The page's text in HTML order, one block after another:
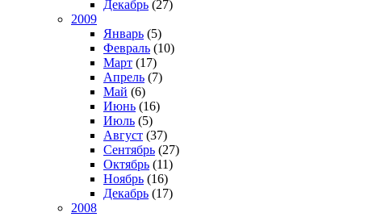
Декабрь (27)
2009
Январь (5)
Февраль (10)
Март (17)
Апрель (7)
Май (6)
Июнь (16)
Июль (5)
Август (37)
Сентябрь (27)
Октябрь (11)
Ноябрь (16)
Декабрь (17)
2008